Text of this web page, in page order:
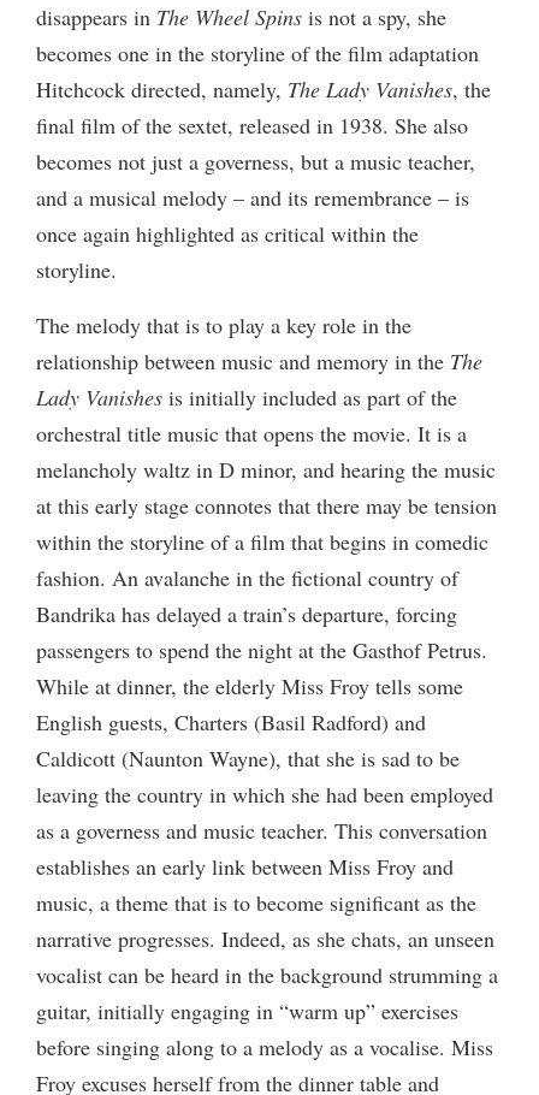
disappears in The Wheel Spins is not a spy, she
becomes one in the storyline of the film adaptation
Hitchcock directed, namely, The Lady Vanishes, the
final film of the sextet, released in 1938. She also
becomes not just a governess, but a music teacher,
and a musical melody – and its remembrance – is
once again highlighted as critical within the
storyline.
The melody that is to play a key role in the
relationship between music and memory in the The
Lady Vanishes is initially included as part of the
orchestral title music that opens the movie. It is a
melancholy waltz in D minor, and hearing the music
at this early stage connotes that there may be tension
within the storyline of a film that begins in comedic
fashion. An avalanche in the fictional country of
Bandrika has delayed a train’s departure, forcing
passengers to spend the night at the Gasthof Petrus.
While at dinner, the elderly Miss Froy tells some
English guests, Charters (Basil Radford) and
Caldicott (Naunton Wayne), that she is sad to be
leaving the country in which she had been employed
as a governess and music teacher. This conversation
establishes an early link between Miss Froy and
music, a theme that is to become significant as the
narrative progresses. Indeed, as she chats, an unseen
vocalist can be heard in the background strumming a
guitar, initially engaging in “warm up” exercises
before singing along to a melody as a vocalise. Miss
Froy excuses herself from the dinner table and